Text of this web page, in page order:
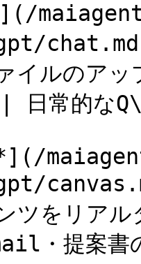
イルのア
日常的な
ツをリアル
・提案書